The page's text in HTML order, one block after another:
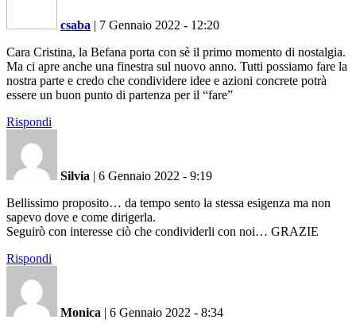
csaba | 7 Gennaio 2022 - 12:20
Cara Cristina, la Befana porta con sè il primo momento di nostalgia.
Ma ci apre anche una finestra sul nuovo anno. Tutti possiamo fare la
nostra parte e credo che condividere idee e azioni concrete potrà
essere un buon punto di partenza per il “fare”
Rispondi
Silvia | 6 Gennaio 2022 - 9:19
Bellissimo proposito… da tempo sento la stessa esigenza ma non
sapevo dove e come dirigerla.
Seguirò con interesse ciò che condividerli con noi… GRAZIE
Rispondi
Monica | 6 Gennaio 2022 - 8:34